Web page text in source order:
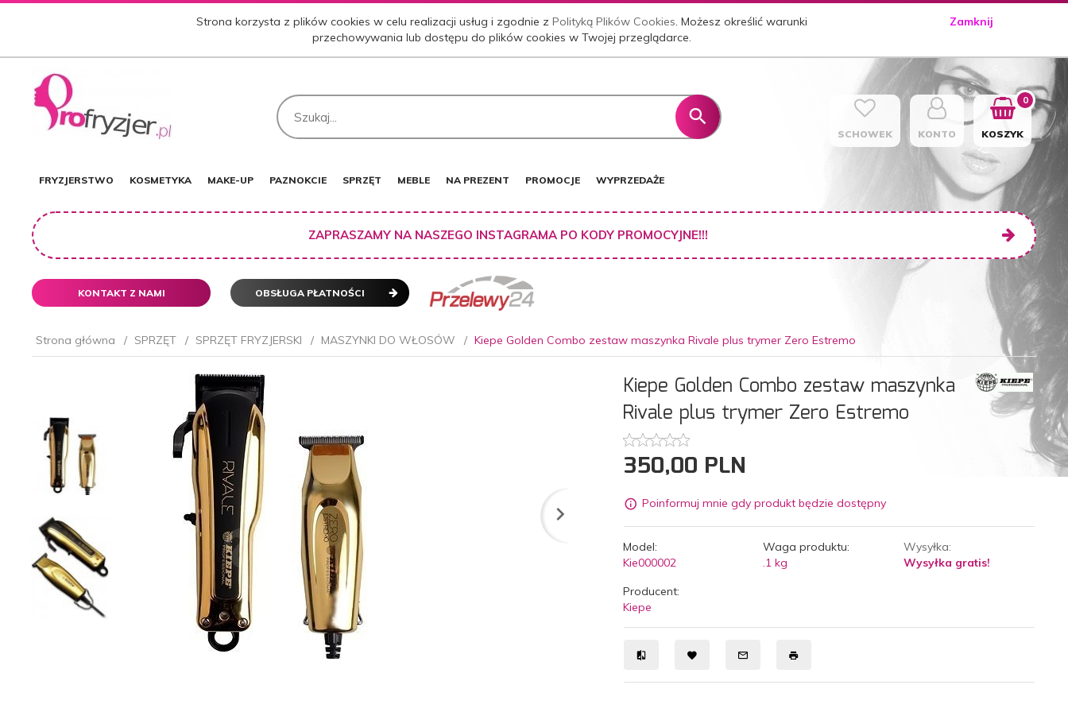
Strona korzysta z plików cookies w celu realizacji usług i zgodnie zPolityką Plików Cookies. Możesz określić warunki
przechowywania lub dostępu do plików cookies w Twojej przeglądarce.
Zamknij
SCHOWEK KONTO KOSZYK
0
FRYZJERSTWO KOSMETYKA MAKE-UP PAZNOKCIE SPRZĘT MEBLE NA PREZENT PROMOCJE WYPRZEDAŻE
ZAPRASZAMY NA NASZEGO INSTAGRAMA PO KODY PROMOCYJNE!!!
KONTAKT Z NAMI OBSŁUGA PŁATNOŚCI
Strona główna SPRZĘT SPRZĘT FRYZJERSKI MASZYNKI DO WŁOSÓW Kiepe Golden Combo zestaw maszynka Rivale plus trymer Zero Estremo
Kiepe Golden Combo zestaw maszynka
Rivale plus trymer Zero Estremo
350,00 PLN
Poinformuj mnie gdy produkt będzie dostępny
Model:
Kie000002
Waga produktu:
.1 kg
Wysyłka:
Wysyłka gratis!
Producent:
Kiepe